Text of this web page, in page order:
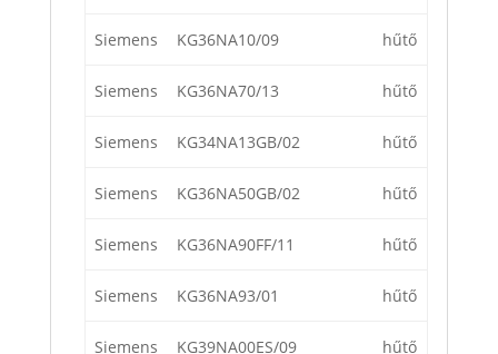
Siemens KG36NA10/09 hűtő
Siemens KG36NA70/13 hűtő
Siemens KG34NA13GB/02 hűtő
Siemens KG36NA50GB/02 hűtő
Siemens KG36NA90FF/11 hűtő
Siemens KG36NA93/01 hűtő
Siemens KG39NA00ES/09 hűtő